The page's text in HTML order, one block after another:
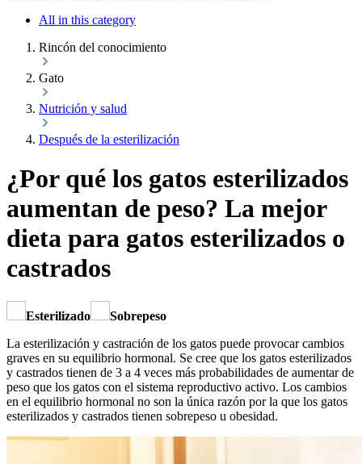
All in this category
Rincón del conocimiento
Gato
Nutrición y salud
Después de la esterilización
¿Por qué los gatos esterilizados
aumentan de peso? La mejor
dieta para gatos esterilizados o
castrados
Esterilizado
Sobrepeso
La esterilización y castración de los gatos puede provocar cambios
graves en su equilibrio hormonal. Se cree que los gatos esterilizados
y castrados tienen de 3 a 4 veces más probabilidades de aumentar de
peso que los gatos con el sistema reproductivo activo. Los cambios
en el equilibrio hormonal no son la única razón por la que los gatos
esterilizados y castrados tienen sobrepeso u obesidad.